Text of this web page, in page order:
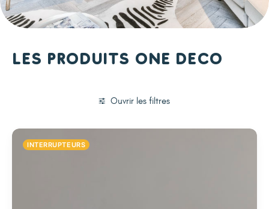
Les produits One Deco
Ouvrir les filtres
INTERRUPTEURS